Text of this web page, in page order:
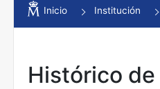
Mostrar/Ocultar
Inicio Institución
Histórico